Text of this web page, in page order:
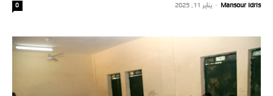
Mansour Idris
- يناير 11, 2025 0